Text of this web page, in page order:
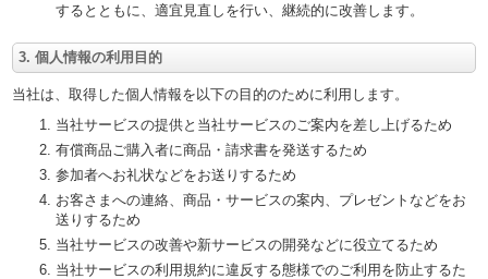
するとともに、適宜見直しを行い、継続的に改善します。
3. 個人情報の利用目的
当社は、取得した個人情報を以下の目的のために利用します。
当社サービスの提供と当社サービスのご案内を差し上げるため
有償商品ご購入者に商品・請求書を発送するため
参加者へお礼状などをお送りするため
お客さまへの連絡、商品・サービスの案内、プレゼントなどをお
送りするため
当社サービスの改善や新サービスの開発などに役立てるため
当社サービスの利用規約に違反する態様でのご利用を防止するた